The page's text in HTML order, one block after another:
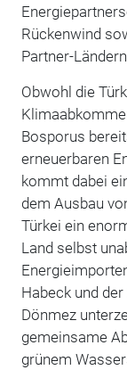
Rückenwind
Partner-
Obwohl die
Bosporus
erneuerbaren
kommt dabei
dem Ausbau
Türkei ein
Land selbst
Habeck und
Dönmez
gemeinsame
grünem